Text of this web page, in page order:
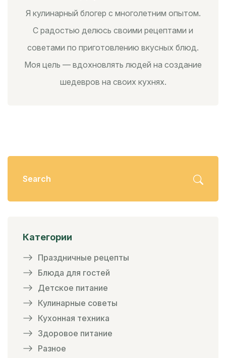
Я кулинарный блогер с многолетним опытом.
С радостью делюсь своими рецептами и
советами по приготовлению вкусных блюд.
Моя цель — вдохновлять людей на создание
шедевров на своих кухнях.
Категории
Праздничные рецепты
Блюда для гостей
Детское питание
Кулинарные советы
Кухонная техника
Здоровое питание
Разное